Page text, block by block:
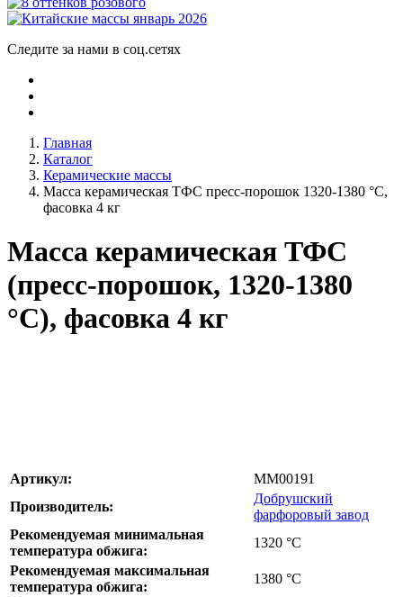
Следите за нами в соц.сетях
Главная
Каталог
Керамические массы
Масса керамическая ТФС пресс-порошок 1320-1380 °С,
фасовка 4 кг
Масса керамическая ТФС
(пресс-порошок, 1320-1380
°С), фасовка 4 кг
Артикул:
MM00191
Производитель:
Добрушский
фарфоровый завод
Рекомендуемая минимальная
температура обжига:
1320 °С
Рекомендуемая максимальная
температура обжига:
1380 °С